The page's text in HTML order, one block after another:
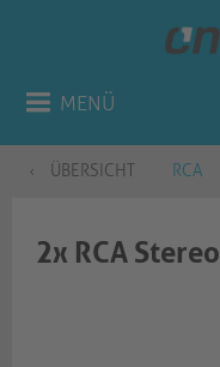
MENÜ
ÜBERSICHT RCA
2x RCA